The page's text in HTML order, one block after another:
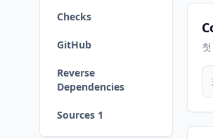
Checks
GitHub
Reverse
Dependencies
Sources 1